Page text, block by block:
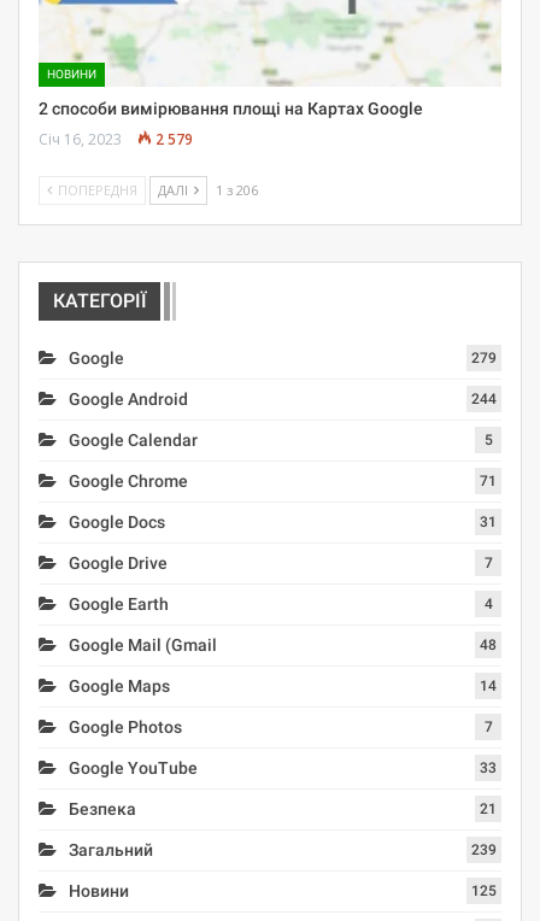
НОВИНИ
2 способи вимірювання площі на Картах Google
Січ 16, 2023 2 579
ПОПЕРЕДНЯ ДАЛІ 1 з 206
КАТЕГОРІЇ
Google 279
Google Android 244
Google Calendar 5
Google Chrome 71
Google Docs 31
Google Drive 7
Google Earth 4
Google Mail (Gmail 48
Google Maps 14
Google Photos 7
Google YouTube 33
Безпека 21
Загальний 239
Новини 125